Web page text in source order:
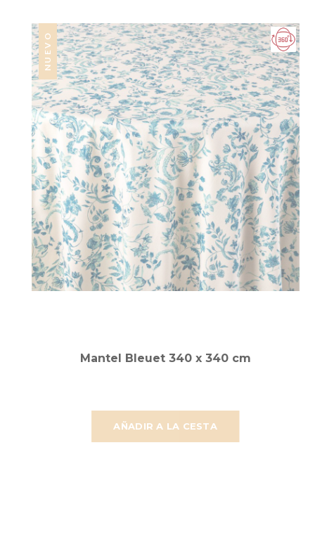
NUEVO
AÑADIR A LA CESTA
Mantel Bleuet 340 x 340 cm